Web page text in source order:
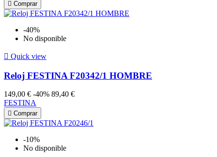
 Comprar
-40%
No disponible
 Quick view
Reloj FESTINA F20342/1 HOMBRE
149,00 € -40% 89,40 €
FESTINA
 Comprar
-10%
No disponible